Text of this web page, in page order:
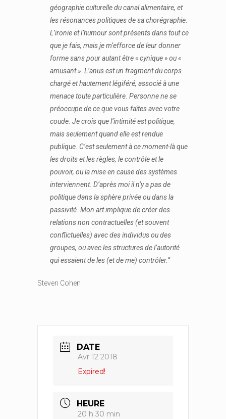
géographie culturelle du canal alimentaire, et
les résonances politiques de sa chorégraphie.
L’ironie et l’humour sont présents dans tout ce
que je fais, mais je m’efforce de leur donner
forme sans pour autant être « cynique » ou «
amusant ». L’anus est un fragment du corps
chargé et hautement légiféré, associé à une
menace toute particulière. Personne ne se
préoccupe de ce que vous faîtes avec votre
coude. Je crois que l’intimité est politique,
mais seulement quand elle est rendue
publique. C’est seulement à ce moment-là que
les droits et les règles, le contrôle et le
pouvoir, ou la mise en cause des systèmes
interviennent. D’après moi il n’y a pas de
politique dans la sphère privée ou dans la
passivité. Mon art implique de créer des
relations non contractuelles (et souvent
conflictuelles) avec des individus ou des
groupes, ou avec les structures de l’autorité
qui essaient de les (et de me) contrôler.”
Steven Cohen
DATE
Avr 12 2018
Expired!
HEURE
20 h 30 min